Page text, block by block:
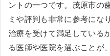
ントの一つです。茂原市の
ミや評判も非常に参考にな
治療を受けて満足している
る医師や医院を選ぶことが